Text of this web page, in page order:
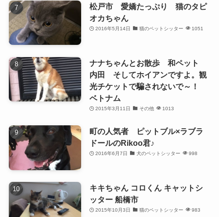
松戸市 愛嬌たっぷり 猫のタピ
オカちゃん
2016年5月14日 猫のペットシッター 1051
ナナちゃんとお散歩 和ペット
内田 そしてホイアンですよ。観
光チケットで騙されないで～！
ベトナム
2015年3月11日 その他 1013
町の人気者 ピットブル×ラブラ
ドールのRikoo君♪
2016年6月7日 犬のペットシッター 998
キキちゃん コロくん キャットシ
ッター 船橋市
2015年10月3日 猫のペットシッター 983